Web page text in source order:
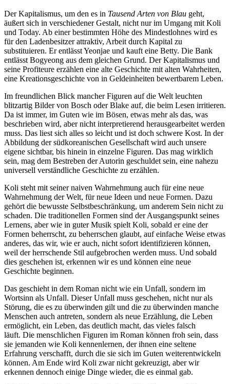
Der Kapitalismus, um den es in Tausend Arten von Blau geht,
äußert sich in verschiedener Gestalt, nicht nur im Umgang mit Koli
und Today. Ab einer bestimmten Höhe des Mindestlohnes wird es
für den Ladenbesitzer attraktiv, Arbeit durch Kapital zu
substituieren. Er entlässt Yeonjae und kauft eine Betty. Die Bank
entlässt Bogyeong aus dem gleichen Grund. Der Kapitalismus und
seine Profiteure erzählen eine alte Geschichte mit alten Wahrheiten,
eine Kreationsgeschichte von in Geldeinheiten bewertbarem Leben.
Im freundlichen Blick mancher Figuren auf die Welt leuchten
blitzartig Bilder von Bosch oder Blake auf, die beim Lesen irritieren.
Da ist immer, im Guten wie im Bösen, etwas mehr als das, was
beschrieben wird, aber nicht interpretierend herausgearbeitet werden
muss. Das liest sich alles so leicht und ist doch schwere Kost. In der
Abbildung der südkoreanischen Gesellschaft wird auch unsere
eigene sichtbar, bis hinein in einzelne Figuren. Das mag wirklich
sein, mag dem Bestreben der Autorin geschuldet sein, eine nahezu
universell verständliche Geschichte zu erzählen.
Koli steht mit seiner naiven Wahrnehmung auch für eine neue
Wahrnehmung der Welt, für neue Ideen und neue Formen. Dazu
gehört die bewusste Selbstbeschränkung, um anderem Sein nicht zu
schaden. Die traditionellen Formen sind der Ausgangspunkt seines
Lernens, aber wie in guter Musik spielt Koli, sobald er eine der
Formen beherrscht, zu beherrschen glaubt, auf einfache Weise etwas
anderes, das wir, wie er auch, nicht sofort identifizieren können,
weil der herrschende Stil aufgebrochen werden muss. Und sobald
dies geschehen ist, erkennen wir es und können eine neue
Geschichte beginnen.
Das geschieht in dem Roman nicht wie ein Unfall, sondern im
Wortsinn als Unfall. Dieser Unfall muss geschehen, nicht nur als
Störung, die es zu überwinden gilt und die zu überwinden manche
Menschen auch antreten, sondern als neue Erzählung, die Leben
ermöglicht, ein Leben, das deutlich macht, das vieles falsch
läuft. Die menschlichen Figuren im Roman können froh sein, dass
sie jemanden wie Koli kennenlernen, der ihnen eine seltene
Erfahrung verschafft, durch die sie sich im Guten weiterentwickeln
können. Am Ende wird Koli zwar nicht gekreuzigt, aber wir
erkennen dennoch einige Dinge wieder, die es einmal gab.